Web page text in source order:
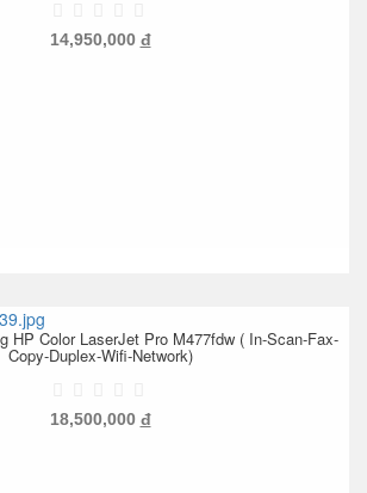
14,950,000 đ
HP Color LaserJet Pro M477fdw ( In-Scan-Fax-
Copy-Duplex-Wifi-Network)
18,500,000 đ